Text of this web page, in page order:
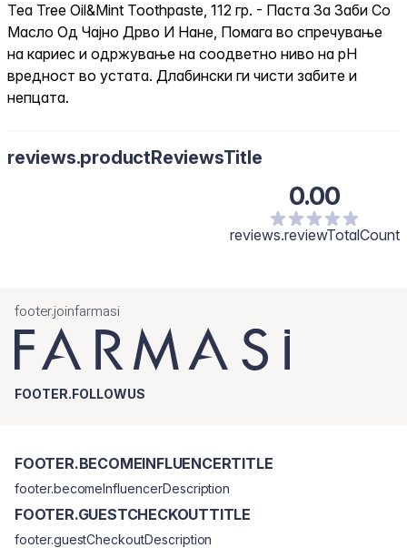
Tea Tree Oil&Mint Toothpaste, 112 гр. - Паста За Заби Со
Масло Од Чајно Дрво И Нане, Помага во спречување
на кариес и одржување на соодветно ниво на pH
вредност во устата. Длабински ги чисти забите и
непцата.
reviews.productReviewsTitle
0.00
reviews.reviewTotalCount
footer.joinfarmasi
FOOTER.FOLLOWUS
FOOTER.BECOMEINFLUENCERTITLE
footer.becomeInfluencerDescription
FOOTER.GUESTCHECKOUTTITLE
footer.guestCheckoutDescription